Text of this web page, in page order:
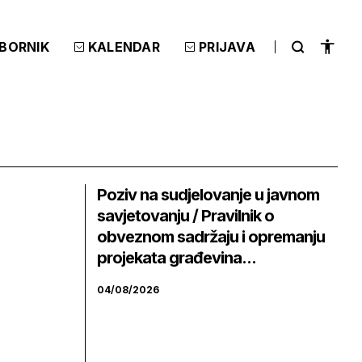
KALENDAR PRIJAVA
Poziv na sudjelovanje u javnom
savjetovanju / Pravilnik o
obveznom sadržaju i opremanju
projekata građevina...
04/08/2026